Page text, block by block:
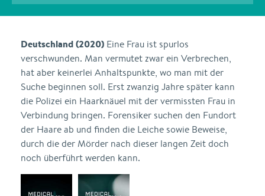
Deutschland (2020) Eine Frau ist spurlos
verschwunden. Man vermutet zwar ein Verbrechen,
hat aber keinerlei Anhaltspunkte, wo man mit der
Suche beginnen soll. Erst zwanzig Jahre später kann
die Polizei ein Haarknäuel mit der vermissten Frau in
Verbindung bringen. Forensiker suchen den Fundort
der Haare ab und finden die Leiche sowie Beweise,
durch die der Mörder nach dieser langen Zeit doch
noch überführt werden kann.